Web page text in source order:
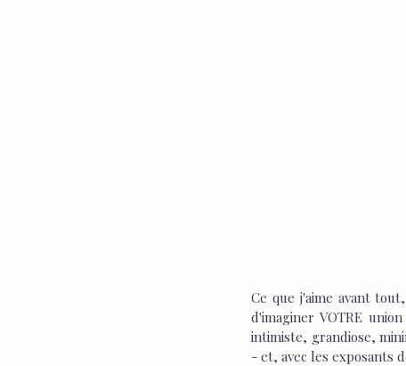
Ce que j'aime avant
d'imaginer VOTRE
intimiste, grandiose,
- et, avec les exposants